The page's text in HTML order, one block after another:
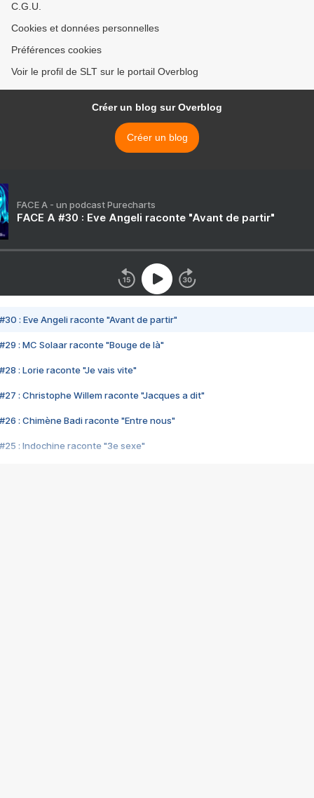
C.G.U.
Cookies et données personnelles
Préférences cookies
Voir le profil de SLT sur le portail Overblog
Créer un blog sur Overblog
Créer un blog
FACE A - un podcast Purecharts
FACE A #30 : Eve Angeli raconte "Avant de partir"
#30 : Eve Angeli raconte "Avant de partir"
#29 : MC Solaar raconte "Bouge de là"
#28 : Lorie raconte "Je vais vite"
#27 : Christophe Willem raconte "Jacques a dit"
#26 : Chimène Badi raconte "Entre nous"
#25 : Indochine raconte "3e sexe"